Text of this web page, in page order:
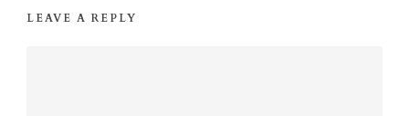
LEAVE A REPLY